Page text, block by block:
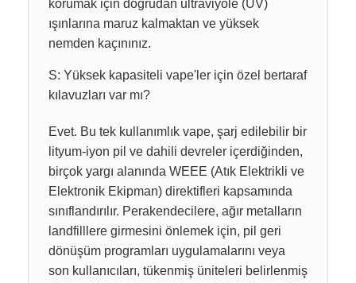
korumak için doğrudan ultraviyole (UV)
ışınlarına maruz kalmaktan ve yüksek
nemden kaçınınız.
S: Yüksek kapasiteli vape'ler için özel bertaraf
kılavuzları var mı?
Evet. Bu tek kullanımlık vape, şarj edilebilir bir
lityum-iyon pil ve dahili devreler içerdiğinden,
birçok yargı alanında WEEE (Atık Elektrikli ve
Elektronik Ekipman) direktifleri kapsamında
sınıflandırılır. Perakendecilere, ağır metalların
landfilllere girmesini önlemek için, pil geri
dönüşüm programları uygulamalarını veya
son kullanıcıları, tükenmiş üniteleri belirlenmiş